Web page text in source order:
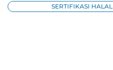
SERTIFIKASI HALAL